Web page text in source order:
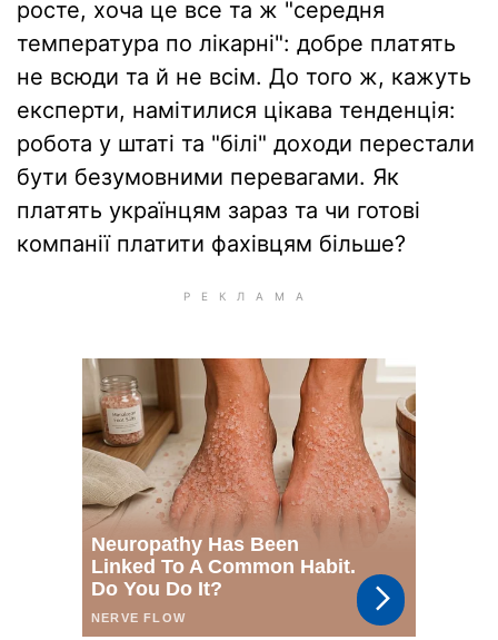
росте, хоча це все та ж "середня
температура по лікарні": добре платять
не всюди та й не всім. До того ж, кажуть
експерти, намітилися цікава тенденція:
робота у штаті та "білі" доходи перестали
бути безумовними перевагами. Як
платять українцям зараз та чи готові
компанії платити фахівцям більше?